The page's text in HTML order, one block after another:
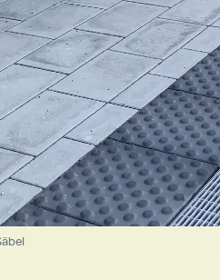
Unmute /
Loaded:
100.00%